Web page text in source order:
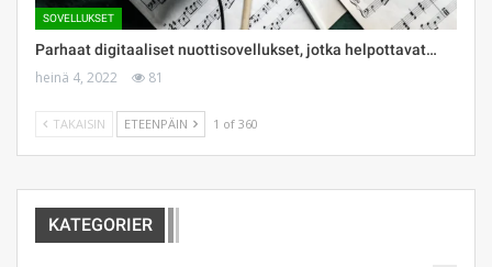
SOVELLUKSET
Parhaat digitaaliset nuottisovellukset, jotka helpottavat…
heinä 4, 2022 81
TAKAISIN ETEENPÄIN 1 of 360
KATEGORIER